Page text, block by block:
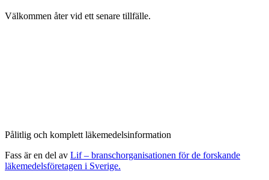
Välkommen åter vid ett senare tillfälle.
Pålitlig och komplett läkemedelsinformation
Fass är en del av Lif – branschorganisationen för de forskande
läkemedelsföretagen i Sverige.